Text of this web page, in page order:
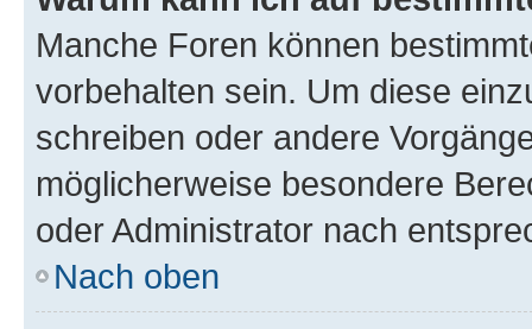
Manche Foren können
vorbehalten sein. Um diese
schreiben oder andere
möglicherweise besondere
oder Administrator nach
Nach oben